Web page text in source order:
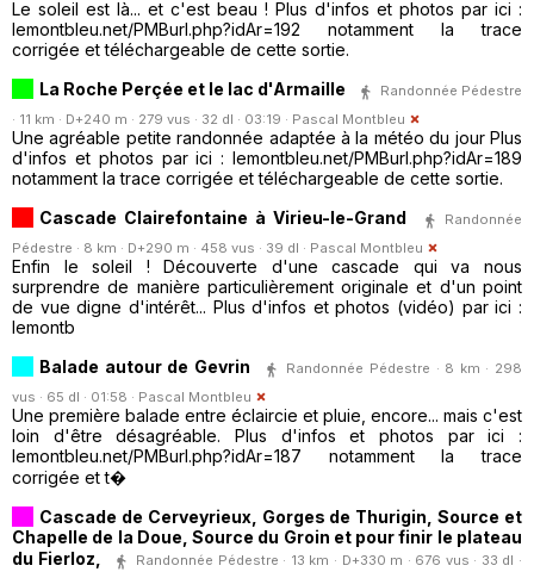
Le soleil est là... et c'est beau ! Plus d'infos et photos par ici :
lemontbleu.net/PMBurl.php?idAr=192 notamment la trace
corrigée et téléchargeable de cette sortie.
La Roche Perçée et le lac d'Armaille
Randonnée Pédestre
· 11 km · D+240 m · 279 vus · 32 dl · 03:19 · Pascal Montbleu
Une agréable petite randonnée adaptée à la météo du jour Plus
d'infos et photos par ici : lemontbleu.net/PMBurl.php?idAr=189
notamment la trace corrigée et téléchargeable de cette sortie.
Cascade Clairefontaine à Virieu-le-Grand
Randonnée
Pédestre · 8 km · D+290 m · 458 vus · 39 dl · Pascal Montbleu
Enfin le soleil ! Découverte d'une cascade qui va nous
surprendre de manière particulièrement originale et d'un point
de vue digne d'intérêt... Plus d'infos et photos (vidéo) par ici :
lemontb
Balade autour de Gevrin
Randonnée Pédestre · 8 km · 298
vus · 65 dl · 01:58 · Pascal Montbleu
Une première balade entre éclaircie et pluie, encore... mais c'est
loin d'être désagréable. Plus d'infos et photos par ici :
lemontbleu.net/PMBurl.php?idAr=187 notamment la trace
corrigée et t�
Cascade de Cerveyrieux, Gorges de Thurigin, Source et
Chapelle de la Doue, Source du Groin et pour finir le plateau
du Fierloz,
Randonnée Pédestre · 13 km · D+330 m · 676 vus · 33 dl ·